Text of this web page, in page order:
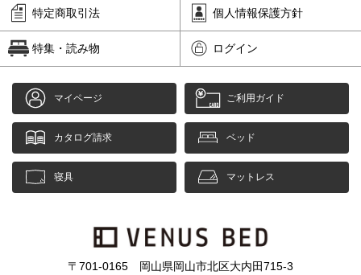
特定商取引法 個人情報保護方針
特集・読み物 ログイン
マイページ ご利用ガイド
カタログ請求 ベッド
寝具 マットレス
〒701-0165 岡山県岡山市北区大内田715-3